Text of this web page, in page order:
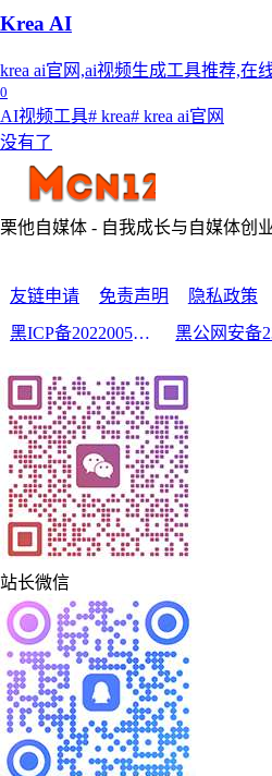
Krea AI
krea ai官网,ai视频生成工具推荐,在
0
AI视频工具# krea# krea ai官网
没有了
栗他自媒体 - 自我成长与自媒体创
友链申请 免责声明 隐私政策
黑ICP备2022005210号-2
站长微信